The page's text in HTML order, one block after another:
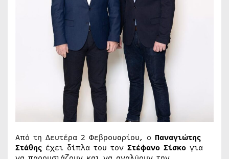
Από τη Δευτέρα 2 Φεβρουαρίου, ο Παναγιώτης
Στάθης έχει δίπλα του τον Στέφανο Σίσκο για